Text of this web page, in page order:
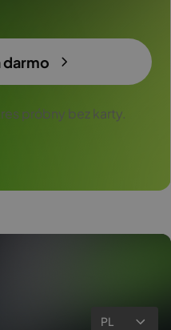
darmo
próbny bez karty.
PL